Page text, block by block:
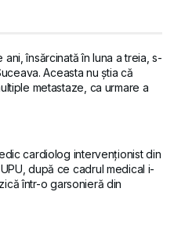
însărcinată în luna a treia, s-
Aceasta nu știa că
metastaze, ca urmare a
cardiolog intervenționist din
după ce cadrul medical i-
într-o garsonieră din